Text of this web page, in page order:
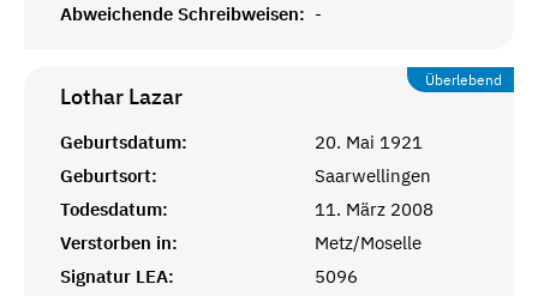
Abweichende Schreibweisen: -
Überlebend
Lothar Lazar
Geburtsdatum:
20. Mai 1921
Geburtsort:
Saarwellingen
Todesdatum:
11. März 2008
Verstorben in:
Metz/Moselle
Signatur LEA:
5096